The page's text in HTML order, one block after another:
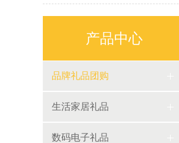
产品中心
品牌礼品团购
生活家居礼品
数码电子礼品